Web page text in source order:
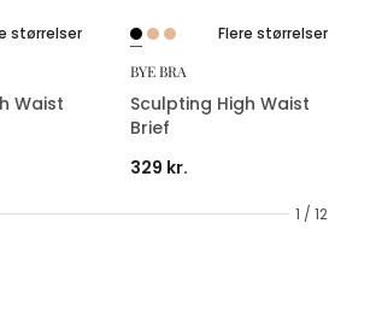
1 / 12
størrelser
Waist
Flere størrelser
BYE BRA
Sculpting High Waist
Brief
329 kr.